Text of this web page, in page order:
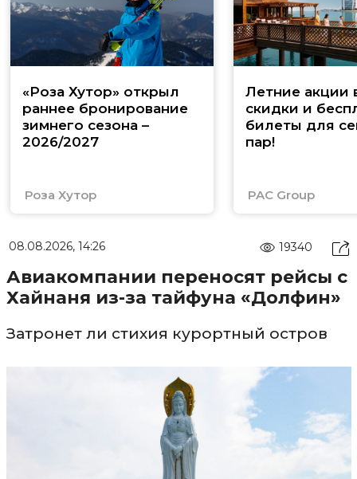
«Роза Хутор» открыл
раннее бронирование
зимнего сезона –
2026/2027
Роза Хутор
Летние акции
скидки и
билеты для
пар!
PAC Group
08.08.2026, 14:26 19340
Авиакомпании переносят рейсы с
Хайнаня из-за тайфуна «Долфин»
Затронет ли стихия курортный остров